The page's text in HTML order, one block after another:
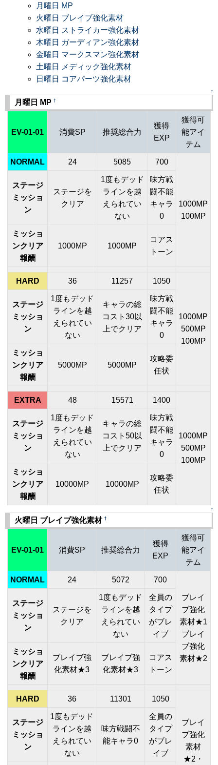
月曜日 MP
火曜日 ブレイブ強化素材
水曜日 ストライカー強化素材
木曜日 ガーディアン強化素材
金曜日 マークスマン強化素材
土曜日 メディック強化素材
日曜日 コアパーツ強化素材
↑
月曜日 MP †
EV-01-01 消費SP 推奨総合力
獲得
EXP
獲得可
能アイ
テム
NORMAL 24 5085 700
1000MP
100MP
ステージ
ミッショ
ン
ステージを
クリア
1度もデッド
ラインを越
えられてい
ない
味方戦
闘不能
キャラ
0
ミッショ
ンクリア
報酬
1000MP 1000MP
コアス
トーン
HARD 36 11257 1050
1000MP
500MP
100MP
ステージ
ミッショ
ン
1度もデッド
ラインを越
えられてい
ない
キャラの総
コスト30以
上でクリア
味方戦
闘不能
キャラ
0
ミッショ
ンクリア
報酬
5000MP 5000MP
攻略委
任状
EXTRA 48 15571 1400
1000MP
500MP
100MP
ステージ
ミッショ
ン
1度もデッド
ラインを越
えられてい
ない
キャラの総
コスト50以
上でクリア
味方戦
闘不能
キャラ
0
ミッショ
ンクリア
報酬
10000MP 10000MP
攻略委
任状
↑
火曜日 ブレイブ強化素材 †
EV-01-01 消費SP 推奨総合力
獲得
EXP
獲得可
能アイ
テム
NORMAL 24 5072 700
ブレイ
ブ強化
素材★1
ブレイ
ブ強化
素材★2
ステージ
ミッショ
ン
ステージを
クリア
1度もデッド
ラインを越
えられてい
ない
全員の
タイプ
がブレ
イブ
ミッショ
ンクリア
報酬
ブレイブ強
化素材★3
ブレイブ強
化素材★3
コアス
トーン
HARD 36 11301 1050
ブレイ
ブ強化
素材
★2・
ステージ
ミッショ
ン
1度もデッド
ラインを越
えられてい
ない
味方戦闘不
能キャラ0
全員の
タイプ
がブレ
イブ